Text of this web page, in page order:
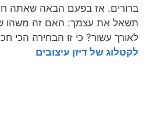
ברורים. אז בפעם הבאה שאתה
תשאל את עצמך: האם זה משהו
לאורך עשור? כי זו הבחירה הכי
לקטלוג של דיזן עיצובים